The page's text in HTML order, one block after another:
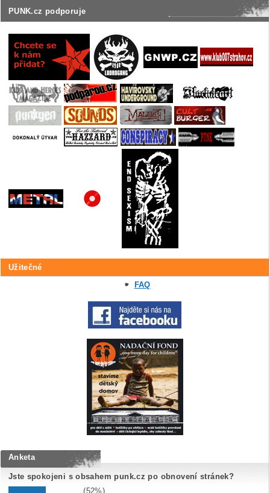
PUNK.cz podporuje
Užitečné
FAQ
Anketa
Jste spokojeni s obsahem punk.cz po obnovení stránek?
(52%)